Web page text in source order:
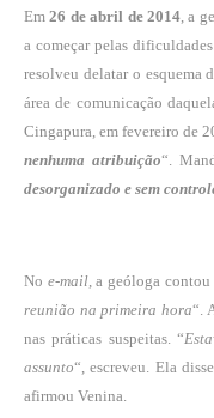
Em26 de abril de 2014, a
a começar pelas
resolveu delatar o esquema
área de comunicação
Cingapura, em fevereiro de
nenhuma atribuição“.
desorganizado e sem
No e-mail, a geóloga contou
reunião na primeira hora“.
nas práticas suspeitas. “
assunto“, escreveu. Ela
afirmou Venina.